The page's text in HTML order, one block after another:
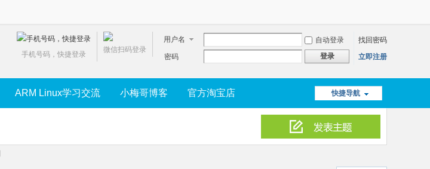
用户名 自动登录
找回密码
密码
登录 立即注册
微信扫码登录
手机号码，快捷登录
快捷导航
ARM Linux学习交流 小梅哥博客 官方淘宝店